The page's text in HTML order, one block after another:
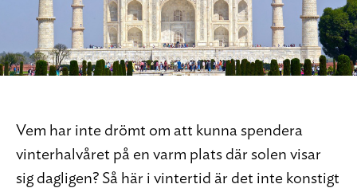
Vem har inte drömt om att kunna spendera
vinterhalvåret på en varm plats där solen visar
sig dagligen? Så här i vintertid är det inte konstigt